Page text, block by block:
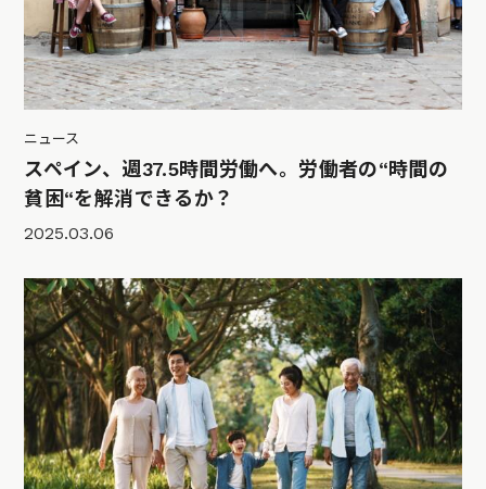
ニュース
スペイン、週37.5時間労働へ。労働者の“時間の
貧困“を解消できるか？
2025.03.06